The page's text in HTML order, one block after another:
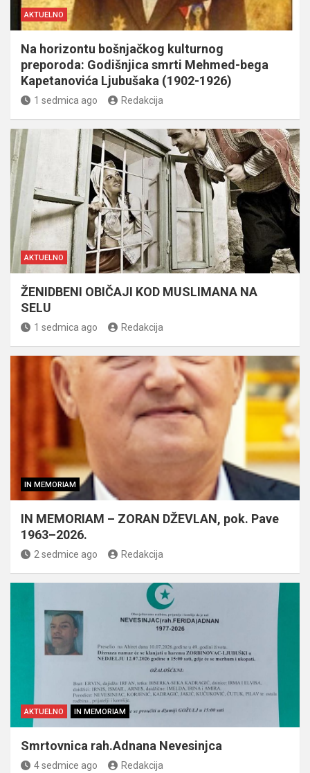
AKTUELNO
Na horizontu bošnjačkog kulturnog
preporoda: Godišnjica smrti Mehmed-bega
Kapetanovića Ljubušaka (1902-1926)
1 sedmica ago Redakcija
AKTUELNO
ŽENIDBENI OBIČAJI KOD MUSLIMANA NA
SELU
1 sedmica ago Redakcija
IN MEMORIAM
IN MEMORIAM – ZORAN DŽEVLAN, pok. Pave
1963–2026.
2 sedmice ago Redakcija
AKTUELNO IN MEMORIAM
Smrtovnica rah.Adnana Nevesinjca
4 sedmice ago Redakcija